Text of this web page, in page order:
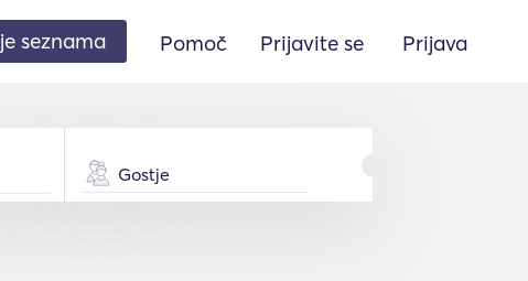
seznama Pomoč Prijavite se Prijava
Gostje